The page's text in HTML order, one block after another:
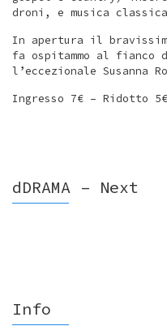
droni, e musica
In apertura il
fa ospitammo al fianco
l’eccezionale Susanna
Ingresso 7€ – Ridotto 5€
dDRAMA – Next
Info